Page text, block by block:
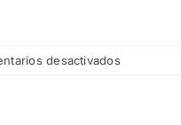
desactivadosen